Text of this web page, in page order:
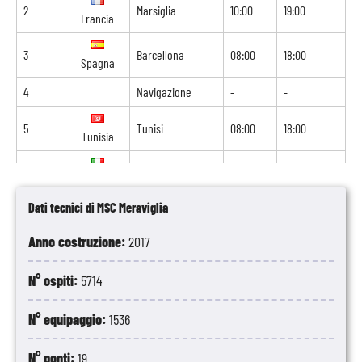
Dati tecnici di MSC Meraviglia
Anno costruzione:2017
N° ospiti: 5714
N° equipaggio:1536
N° ponti:19
2
Francia
Marsiglia 10:00 19:00
3
Spagna
Barcellona 08:00 18:00
4 Navigazione - -
5
Tunisia
Tunisi 08:00 18:00
Napoli
8 Livorno 09:00 -